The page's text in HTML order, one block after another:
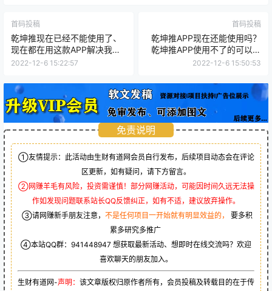
首码投稿
乾坤推现在已经不能使用了、
现在都在用这款APP解决我们
的难题
2022-12-6 15:22:57
首码投稿
乾坤推APP现在还能使用吗？
乾坤推APP使用不了的可以换
平台了
2022-12-6 15:50:53
免责说明
①友情提示：此活动由生财有道网会员自行发布，后续项目动态会在评论
区更新，如有疑问，请下方留言。
②网赚羊毛有风险，投资需谨慎！部分网赚活动，可能因时间久远无法操
作如发现问题联系站长QQ反馈纠正，如有不适，建议放弃操作。
③请网赚新手朋友注意， 不是任何项目一开始就有明显效益的，
要多积
累多研究多推广
④本站QQ群： 941448947 想获取最新活动、想即时在线交流吗？欢迎
喜欢聊天的朋友加入。
生财有道网-声明： 该文章版权归原作者所有，会员投稿及转载目的在于传